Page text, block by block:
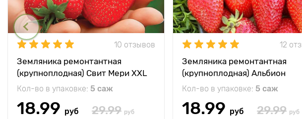
10 отзывов
Земляника ремонтантная
(крупноплодная) Свит Мери XXL
Кол-во в упаковке: 5 саж
18.99 руб 29.99 руб
12
Земляника ремонтантная
(крупноплодная) Альбион
Кол-во в упаковке: 5 саж
18.99 руб 29.99 руб